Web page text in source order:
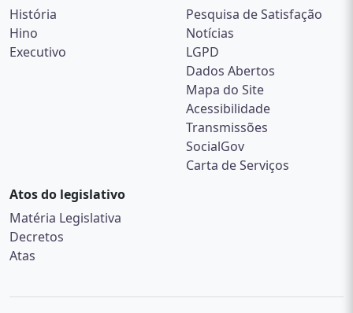
História
Hino
Executivo
Pesquisa de Satisfação
Notícias
LGPD
Dados Abertos
Mapa do Site
Acessibilidade
Transmissões
SocialGov
Carta de Serviços
Atos do legislativo
Matéria Legislativa
Decretos
Atas